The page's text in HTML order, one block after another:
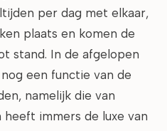
per dag met elkaar,
plaats en komen de
stand. In de afgelopen
een functie van de
namelijk die van
immers de luxe van